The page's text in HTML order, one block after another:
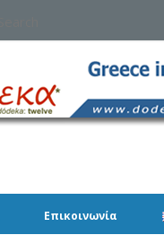
Επικοινωνία